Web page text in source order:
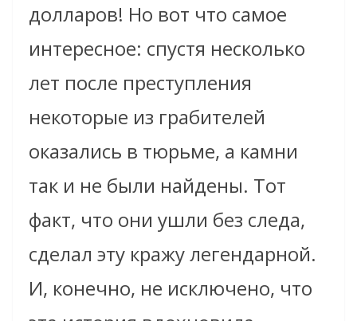
долларов! Но вот что самое
интересное: спустя несколько
лет после преступления
некоторые из грабителей
оказались в тюрьме, а камни
так и не были найдены. Тот
факт, что они ушли без следа,
сделал эту кражу легендарной.
И, конечно, не исключено, что